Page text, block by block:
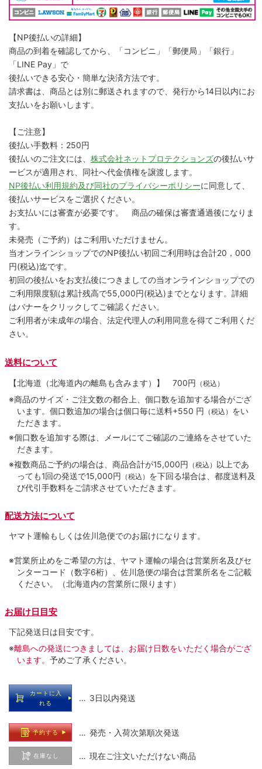
【NP後払いの詳細】
商品の到着を確認してから、「コンビニ」「郵便局」「銀行」
「LINE Pay」で
後払いできる安心・簡単な決済方法です。
請求書は、商品とは別に郵送されますので、発行から14日以内にお
支払いをお願いします。
【ご注意】
後払い手数料：250円
後払いのご注文には、 株式会社ネットプロテクションズの後払いサ
ービスが適用され、同社へ代金債権を譲渡します。
NP後払い利用規約及び同社のプライバシーポリシーに同意して、
後払いサービスをご選択ください。
お支払いには審査が必要です。 商品の確保は審査通過後になりま
す。
未発売（ご予約）はご利用いただけません。
当オンラインショップでのNP後払い初回ご利用時は合計20，000
円(税込)迄です。
初回の後払いをお支払後につきましての当オンラインショップでの
ご利用限度額は累計残高で55,000円(税込)までとなります。詳細
はバナーをクリックしてご確認ください。
ご利用者が未成年の場合、法定代理人の利用同意を得てご利用くだ
さい。
送料について
【北海道（北海道内の離島も含みます）】 700円 （税込）
※商品のサイズ・ご注文数の都合上、個口数を追加する場合がござ
います。個口数追加の場合は個口毎に送料+550 円 （税込） をい
ただきます。
※個口数を追加する際は、メールにてご確認のご連絡をさせていた
だきます。
※複数商品ご予約の場合は、商品合計が15,000円 （税込） 以上であ
っても1回の発送で15,000円 （税込） を下回る場合は、都度送料及
び代引手数料をご請求させていただきます。
配送方法について
ヤマト運輸もしくは佐川急便でのお届けになります。
※営業所止めをご希望の方は、ヤマト運輸の場合は営業所名及びセ
ンターコード（数字6桁）、佐川急便の場合は営業所名をご記載
ください。（北海道内の営業所に限ります）
お届け日目安
下記発送日は目安です。
※離島への発送につきましては、お届け日数をいただく場合がござ
います。 予めご了承ください。
カートに入
れる
… 3日以内発送
予約する … 発売・入荷次第順次発送
在庫なし … 現在ご注文いただけない商品